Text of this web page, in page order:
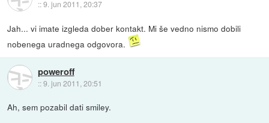
::9. jun 2011, 20:37
Jah... vi imate izgleda dober kontakt. Mi še vedno nismo dobili
nobenega uradnega odgovora.
poweroff
::9. jun 2011, 20:51
Ah, sem pozabil dati smiley.